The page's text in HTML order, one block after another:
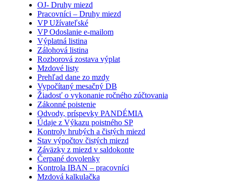
OJ- Druhy miezd
Pracovníci – Druhy miezd
VP Užívateľské
VP Odoslanie e-mailom
Výplatná listina
Zálohová listina
Rozborová zostava výplat
Mzdové listy
Prehľad dane zo mzdy
Vypočítaný mesačný DB
Žiadosť o vykonanie ročného zúčtovania
Zákonné poistenie
Odvody, príspevky PANDÉMIA
Údaje z Výkazu poistného SP
Kontroly hrubých a čistých miezd
Stav výpočtov čistých miezd
Záväzky z miezd v saldokonte
Čerpané dovolenky
Kontrola IBAN – pracovníci
Mzdová kalkulačka